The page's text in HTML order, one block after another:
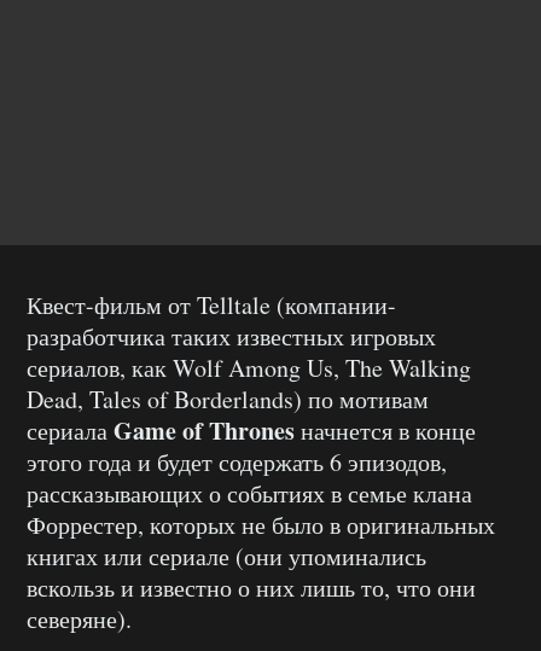
Квест-фильм от Telltale (компании-
разработчика таких известных игровых
сериалов, как Wolf Among Us, The Walking
Dead, Tales of Borderlands) по мотивам
сериалаGame of Thronesначнется в конце
этого года и будет содержать 6 эпизодов,
рассказывающих о событиях в семье клана
Форрестер, которых не было в оригинальных
книгах или сериале (они упоминались
вскользь и известно о них лишь то, что они
северяне).